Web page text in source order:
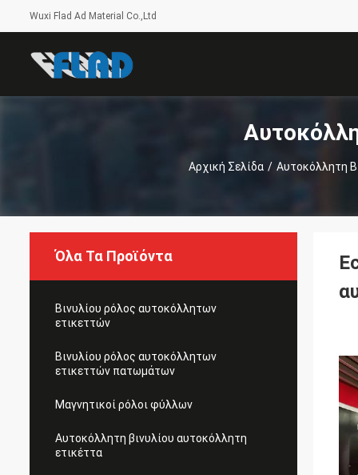
Wuxi Flad Ad Material Co.,Ltd
Αρχική Σελίδα / Αυτοκόλλητη
Όλα Τα Προϊόντα
Βινυλίου ρόλος αυτοκόλλητων
ετικεττών
Βινυλίου ρόλος αυτοκόλλητων
ετικεττών πατωμάτων
Μαγνητικοί ρόλοι φύλλων
Αυτοκόλλητη βινυλίου αυτοκόλλητη
ετικέττα